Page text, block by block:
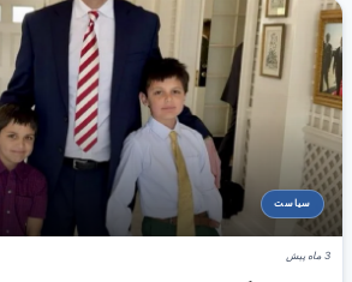
سیاست
3 ماه پیش